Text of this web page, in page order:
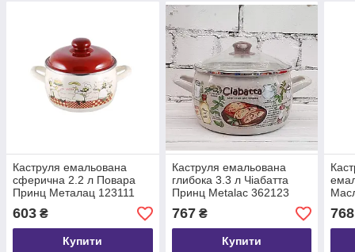
Каструля емальована
сферична 2.2 л Повара
Принц Металац 123111
603 ₴
Купити
Каструля емальована
глибока 3.3 л Чіабатта
Принц Metalac 362123
767₴
Купити
768